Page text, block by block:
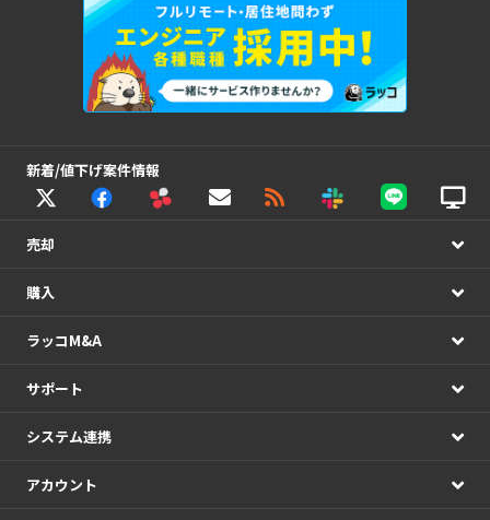
新着/値下げ案件情報
売却
購入
ラッコM&A
サポート
システム連携
アカウント